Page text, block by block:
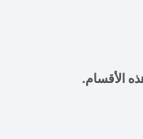
الأقسام.